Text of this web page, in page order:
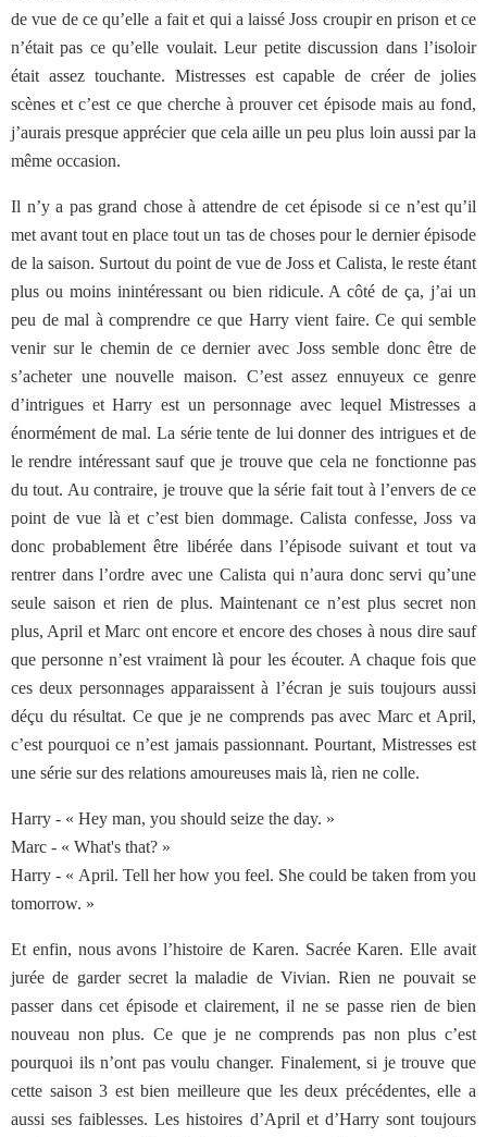
de vue de ce qu’elle a fait et qui a laissé Joss croupir en prison et ce
n’était pas ce qu’elle voulait. Leur petite discussion dans l’isoloir
était assez touchante. Mistresses est capable de créer de jolies
scènes et c’est ce que cherche à prouver cet épisode mais au fond,
j’aurais presque apprécier que cela aille un peu plus loin aussi par la
même occasion.
Il n’y a pas grand chose à attendre de cet épisode si ce n’est qu’il
met avant tout en place tout un tas de choses pour le dernier épisode
de la saison. Surtout du point de vue de Joss et Calista, le reste étant
plus ou moins inintéressant ou bien ridicule. A côté de ça, j’ai un
peu de mal à comprendre ce que Harry vient faire. Ce qui semble
venir sur le chemin de ce dernier avec Joss semble donc être de
s’acheter une nouvelle maison. C’est assez ennuyeux ce genre
d’intrigues et Harry est un personnage avec lequel Mistresses a
énormément de mal. La série tente de lui donner des intrigues et de
le rendre intéressant sauf que je trouve que cela ne fonctionne pas
du tout. Au contraire, je trouve que la série fait tout à l’envers de ce
point de vue là et c’est bien dommage. Calista confesse, Joss va
donc probablement être libérée dans l’épisode suivant et tout va
rentrer dans l’ordre avec une Calista qui n’aura donc servi qu’une
seule saison et rien de plus. Maintenant ce n’est plus secret non
plus, April et Marc ont encore et encore des choses à nous dire sauf
que personne n’est vraiment là pour les écouter. A chaque fois que
ces deux personnages apparaissent à l’écran je suis toujours aussi
déçu du résultat. Ce que je ne comprends pas avec Marc et April,
c’est pourquoi ce n’est jamais passionnant. Pourtant, Mistresses est
une série sur des relations amoureuses mais là, rien ne colle.
Harry - « Hey man, you should seize the day. »
Marc - « What's that? »
Harry - « April. Tell her how you feel. She could be taken from you
tomorrow. »
Et enfin, nous avons l’histoire de Karen. Sacrée Karen. Elle avait
jurée de garder secret la maladie de Vivian. Rien ne pouvait se
passer dans cet épisode et clairement, il ne se passe rien de bien
nouveau non plus. Ce que je ne comprends pas non plus c’est
pourquoi ils n’ont pas voulu changer. Finalement, si je trouve que
cette saison 3 est bien meilleure que les deux précédentes, elle a
aussi ses faiblesses. Les histoires d’April et d’Harry sont toujours